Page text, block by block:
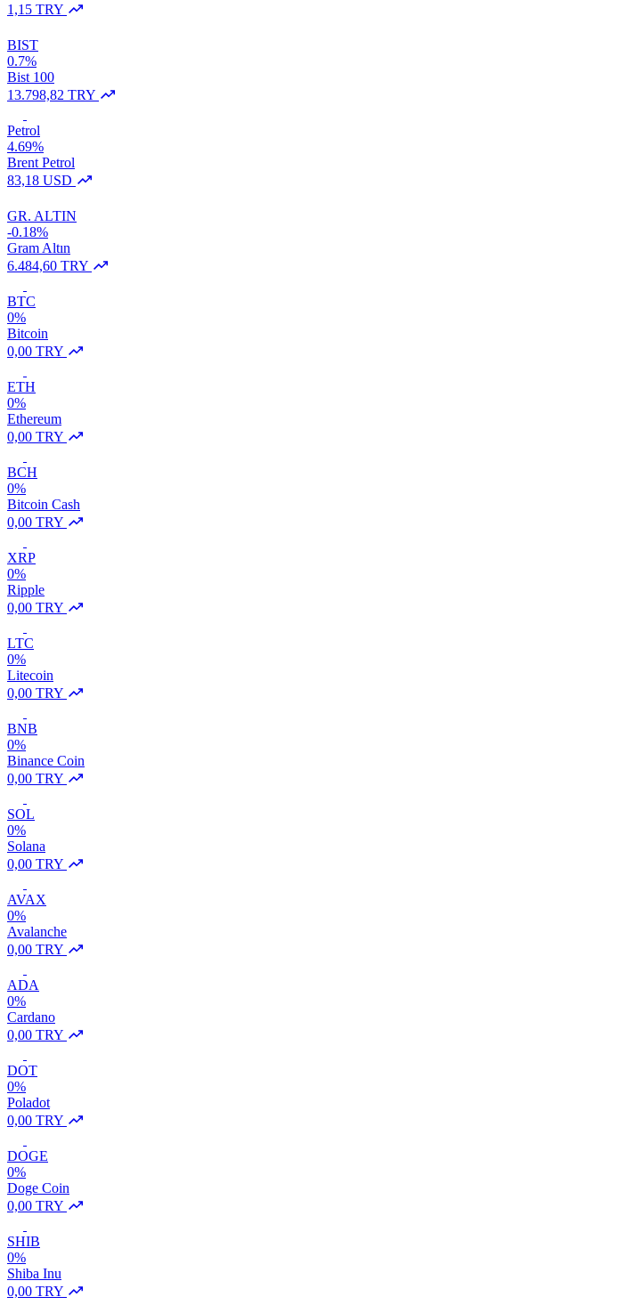
1,15 TRY
BIST
0.7%
Bist 100
13.798,82 TRY
Petrol
4.69%
Brent Petrol
83,18 USD
GR. ALTIN
-0.18%
Gram Altın
6.484,60 TRY
BTC
0%
Bitcoin
0,00 TRY
ETH
0%
Ethereum
0,00 TRY
BCH
0%
Bitcoin Cash
0,00 TRY
XRP
0%
Ripple
0,00 TRY
LTC
0%
Litecoin
0,00 TRY
BNB
0%
Binance Coin
0,00 TRY
SOL
0%
Solana
0,00 TRY
AVAX
0%
Avalanche
0,00 TRY
ADA
0%
Cardano
0,00 TRY
DOT
0%
Poladot
0,00 TRY
DOGE
0%
Doge Coin
0,00 TRY
SHIB
0%
Shiba Inu
0,00 TRY